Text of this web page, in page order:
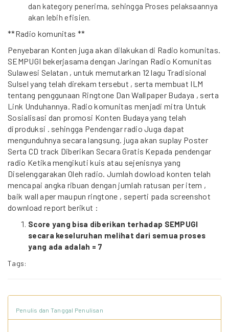
dan kategory penerima, sehingga Proses pelaksaannya
akan lebih efisien.
**Radio komunitas **
Penyebaran Konten juga akan dilakukan di Radio komunitas.
SEMPUGI bekerjasama dengan Jaringan Radio Komunitas
Sulawesi Selatan , untuk memutarkan 12 lagu Tradisional
Sulsel yang telah direkam tersebut , serta membuat ILM
tentang penggunaan Ringtone Dan Wallpaper Budaya , serta
Link Unduhannya. Radio komunitas menjadi mitra Untuk
Sosialisasi dan promosi Konten Budaya yang telah
diproduksi . sehingga Pendengar radio Juga dapat
mengunduhnya secara langsung. juga akan suplay Poster
Serta CD track Diberikan Secara Gratis Kepada pendengar
radio Ketika mengikuti kuis atau sejenisnya yang
Diselenggarakan Oleh radio. Jumlah dowload konten telah
mencapai angka ribuan dengan jumlah ratusan per item ,
baik wall aper maupun ringtone , seperti pada screenshot
download report berikut :
Score yang bisa diberikan terhadap SEMPUGI
secara keseluruhan melihat dari semua proses
yang ada adalah = 7
Tags:
Penulis dan Tanggal Penulisan